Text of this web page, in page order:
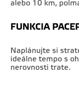
alebo 10 km,
FUNKCIA
Naplánujte si
ideálne tempo s
nerovnosti trate.